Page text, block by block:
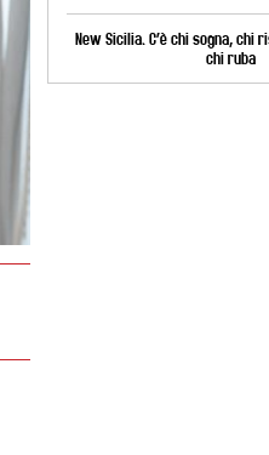
New Sicilia. C’è chi sogna, chi
chi ruba